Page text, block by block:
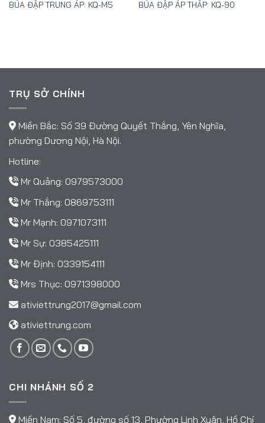
BÚA ĐẬP TRUNG ÁP: KQ-M5 BÚA ĐẬP ÁP THẤP: KQ-90
TRỤ SỞ CHÍNH
Miền Bắc: Số 39 Đường Quyết Thắng, Yên Nghĩa,
phường Dương Nội, Hà Nội.
Hotline:
Mr Quảng: 0979573000
Mr Thắng: 0869753111
Mr Mạnh: 0971073111
Mr Sự: 0385425111
Mr Định: 0339154111
Mrs Thục: 0971398000
ativiettrung2017@gmail.com
ativiettrung.com
CHI NHÁNH SỐ 2
Miền Nam: Số 5, đường số 13, Phường Linh Xuân, Hồ Chí